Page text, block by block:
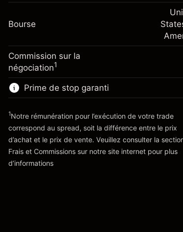
Frais sur la valeur totale de la
Taille de la position avec effet de levier
Valeur nominale avec effet de levier
~$4,000.00
Vers la plateforme
overnight
position
-
Taille de la position avec effet de levier
~$5,000.00
Valeur nominale avec effet de levier
~$4,000.00
Vers la plateforme
Bourse
Commission sur la
négociation1
Prime de stop garanti
'Tarifs et Frais
1Notre rémunération pour l’exécution de votre trade
correspond au spread, soit la différence entre le prix
d’achat et le prix de vente. Veuillez consulter la
Frais et Commissions sur notre site internet pour plus
d’informations